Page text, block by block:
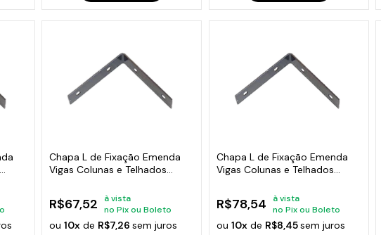
Chapa L de Fixação Emenda
Vigas Colunas e Telhados
R$67,52
à vista
no Pix ou Boleto
ou10x de R$7,26sem juros
Chapa L de Fixação Emenda
Vigas Colunas e Telhados
R$78,54
à vista
no Pix ou Boleto
ou 10xde R$8,45sem juros